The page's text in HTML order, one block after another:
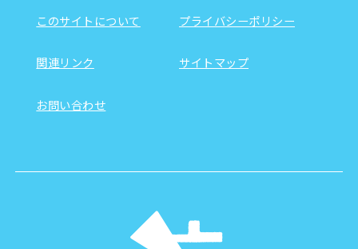
このサイトについて プライバシーポリシー
関連リンク サイトマップ
お問い合わせ